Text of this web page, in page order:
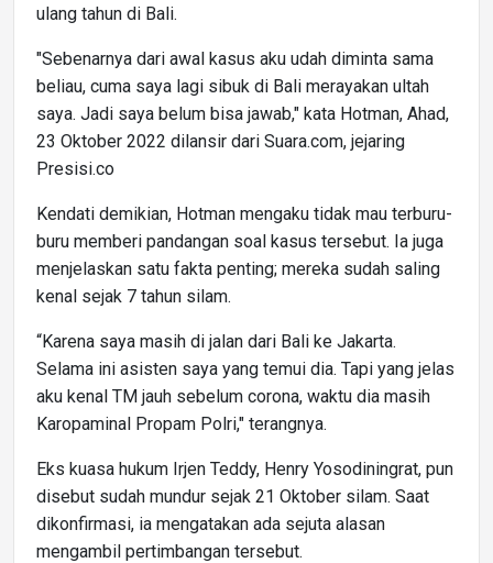
ulang tahun di Bali.
"Sebenarnya dari awal kasus aku udah diminta sama
beliau, cuma saya lagi sibuk di Bali merayakan ultah
saya. Jadi saya belum bisa jawab," kata Hotman, Ahad,
23 Oktober 2022 dilansir dari Suara.com, jejaring
Presisi.co
Kendati demikian, Hotman mengaku tidak mau terburu-
buru memberi pandangan soal kasus tersebut. Ia juga
menjelaskan satu fakta penting; mereka sudah saling
kenal sejak 7 tahun silam.
“Karena saya masih di jalan dari Bali ke Jakarta.
Selama ini asisten saya yang temui dia. Tapi yang jelas
aku kenal TM jauh sebelum corona, waktu dia masih
Karopaminal Propam Polri," terangnya.
Eks kuasa hukum Irjen Teddy, Henry Yosodiningrat, pun
disebut sudah mundur sejak 21 Oktober silam. Saat
dikonfirmasi, ia mengatakan ada sejuta alasan
mengambil pertimbangan tersebut.